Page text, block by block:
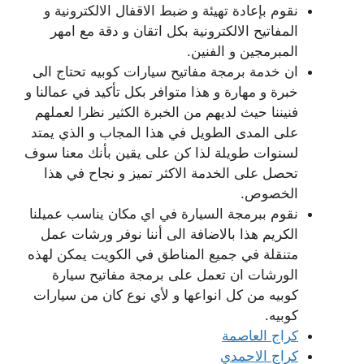
نقوم بإعادة تهيئة و ضبط الاقفال الالكترونية و
المفاتيح الالكترونية بكل اتقان و دقة مع امهر
المبرمجين و الفنين.
ان خدمة برمجة مفاتيح سيارات كوبيه تحتاج الى
خبرة و مهارة و هذا متوافر بكل تأكيد في عمالنا و
فنيننا حيث لديهم من الخبرة الكثير نظرا لعملهم
على المدى الطويل في هذا المجاب و الذي يمتد
لسنوات طويلة لذا كن على يقين بأنك معنا سوف
تحصل على الخدمة الاكثر تميز و نجاح في هذا
الخصوص.
نقوم ببرمجة السيارة في اي مكان يناسب عميلنا
الكريم هذا بالاضافة الى أننا نوفر ورشات عمل
متنقلة في جميع المناطق في الكويت يمكن لهذه
الورشات ان تعمل على برمجة مفاتيح سيارة
كوبيه من كل انواعها و لأي نوع كان من سيارات
كوبيه.
كراج العاصمة
كراج الاحمدي